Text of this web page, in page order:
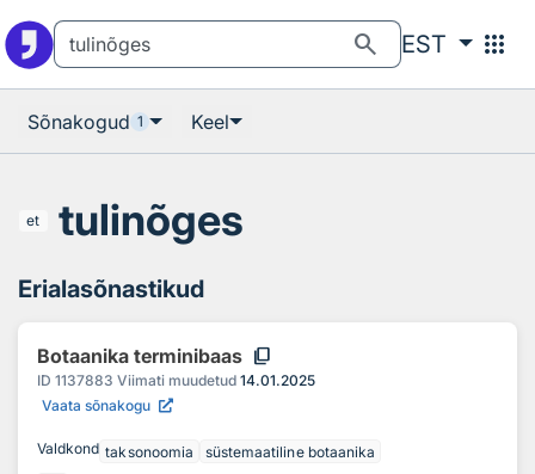
search EST apps
Sõnakogud 1 Keel
et tulinõges
Erialasõnastikud
Botaanika terminibaas content_copy
ID 1137883 Viimati muudetud 14.01.2025
Vaata sõnakogu
Valdkond taksonoomia
süstemaatiline botaanika